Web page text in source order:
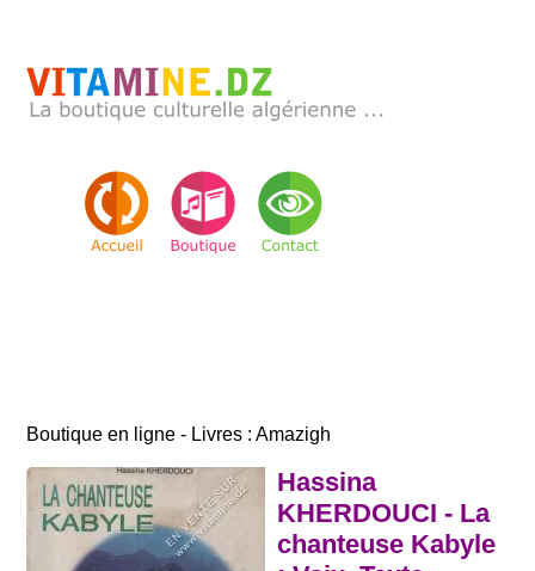
Boutique en ligne - Livres : Amazigh
Hassina
KHERDOUCI - La
chanteuse Kabyle